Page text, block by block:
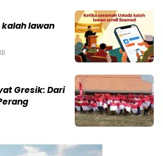
lawan
Gresik: Dari